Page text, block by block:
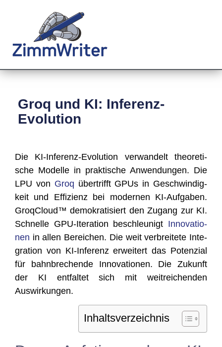
Groq und KI: Inferenz-
Evolution
Die KI-Infe­renz-Evo­lu­ti­on ver­wan­delt theo­re­ti­
sche Model­le in prak­ti­sche Anwen­dun­gen. Die
LPU von Groq über­trifft GPUs in Geschwin­dig­
keit und Effi­zi­enz bei moder­nen KI-Auf­ga­ben.
Gro­q­Cloud™ demo­kra­ti­siert den Zugang zur KI.
Schnel­le GPU-Ite­ra­ti­on beschleu­nigt Inno­va­tio­
nen in allen Berei­chen. Die weit ver­brei­te­te Inte­
gra­ti­on von KI-Infe­renz erwei­tert das Poten­zi­al
für bahn­bre­chen­de Inno­va­tio­nen. Die Zukunft
der KI ent­fal­tet sich mit weit­rei­chen­den
Auswirkungen.
Inhalts­ver­zeich­nis